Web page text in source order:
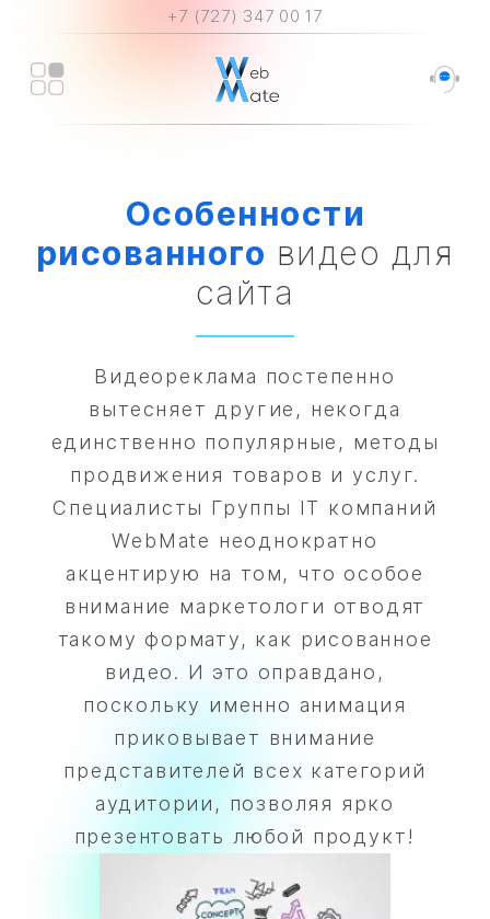
+7 (727) 347 00 17
Особенности
рисованного видео для
сайта
Видеореклама постепенно
вытесняет другие, некогда
единственно популярные, методы
продвижения товаров и услуг.
Специалисты Группы IT компаний
WebMate неоднократно
акцентирую на том, что особое
внимание маркетологи отводят
такому формату, как рисованное
видео. И это оправдано,
поскольку именно анимация
приковывает внимание
представителей всех категорий
аудитории, позволяя ярко
презентовать любой продукт!